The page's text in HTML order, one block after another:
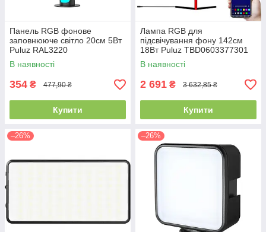
Панель RGB фонове
заповнююче світло 20см 5Вт
Puluz RAL3220
В наявності
354 ₴ 477,90 ₴
Купити
Лампа RGB для
підсвічування фону 142см
18Вт Puluz TBD0603377301
В наявності
2 691 ₴ 3 632,85 ₴
Купити
–26% –26%